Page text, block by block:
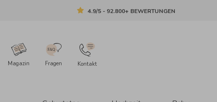
4.9/5 - 92.800+ BEWERTUNGEN
Magazin Fragen Kontakt